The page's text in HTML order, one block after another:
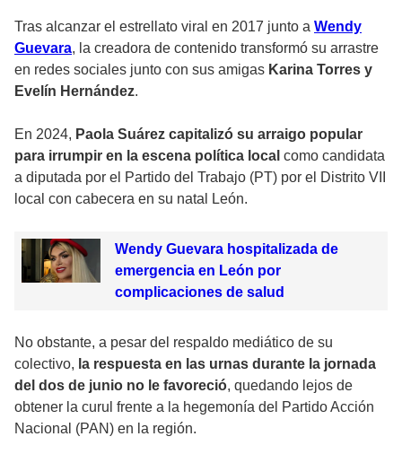
Tras alcanzar el estrellato viral en 2017 junto a Wendy
Guevara, la creadora de contenido transformó su arrastre
en redes sociales junto con sus amigas Karina Torres y
Evelín Hernández.
En 2024, Paola Suárez capitalizó su arraigo popular
para irrumpir en la escena política local como candidata
a diputada por el Partido del Trabajo (PT) por el Distrito VII
local con cabecera en su natal León.
Wendy Guevara hospitalizada de
emergencia en León por
complicaciones de salud
No obstante, a pesar del respaldo mediático de su
colectivo, la respuesta en las urnas durante la jornada
del dos de junio no le favoreció, quedando lejos de
obtener la curul frente a la hegemonía del Partido Acción
Nacional (PAN) en la región.